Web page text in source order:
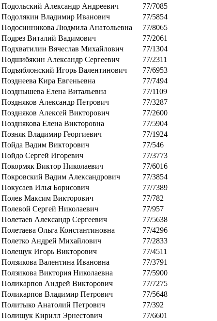
Подольский Александр Андреевич
77/7085
Подолякин Владимир Иванович
77/5854
Подосинникова Людмила Анатольевна
77/8065
Подрез Виталий Вадимович
77/2061
Подхватилин Вячеслав Михайлович
77/1304
Подшибякин Александр Сергеевич
77/2311
Подъяблонский Игорь Валентинович
77/6953
Позднеева Кира Евгеньевна
77/7494
Позднышева Елена Витальевна
77/1109
Поздняков Александр Петрович
77/3287
Поздняков Алексей Викторович
77/2600
Позднякова Елена Викторовна
77/5904
Позняк Владимир Георгиевич
77/1924
Пойда Вадим Викторович
77/546
Пойдо Сергей Игоревич
77/3773
Покормяк Виктор Николаевич
77/6016
Покровский Вадим Александрович
77/3854
Покусаев Илья Борисович
77/7389
Полев Максим Викторович
77/782
Полевой Сергей Николаевич
77/957
Полетаев Александр Сергеевич
77/5638
Полетаева Ольга Константиновна
77/4296
Полетко Андрей Михайлович
77/2833
Полещук Игорь Викторович
77/4511
Ползикова Валентина Ивановна
77/3791
Ползикова Виктория Николаевна
77/5900
Поликарпов Андрей Викторович
77/7275
Поликарпов Владимир Петрович
77/5648
Политыко Анатолий Петрович
77/392
Полищук Кирилл Эрнестович
77/6601